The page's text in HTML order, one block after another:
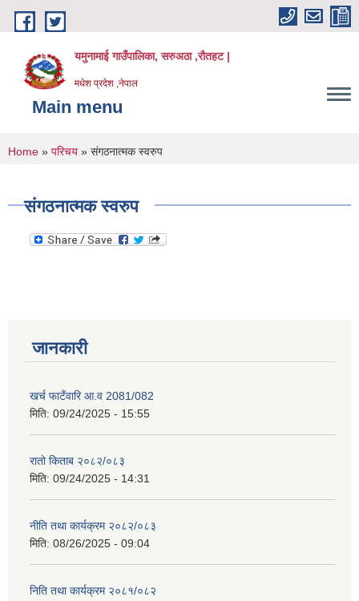
Skip to main content
यमुनामाई गाउँपालिका, सरुअठा ,रौतहट |
मधेश प्रदेश ,नेपाल
Main menu
You are here
Home » परिचय » संगठनात्मक स्वरुप
संगठनात्मक स्वरुप
जानकारी
खर्च फाटँवारि आ.व 2081/082
मिति: 09/24/2025 - 15:55
रातो किताब २०८२/०८३
मिति: 09/24/2025 - 14:31
नीति तथा कार्यक्रम २०८२/०८३
मिति: 08/26/2025 - 09:04
निति तथा कार्यक्रम २०८१/०८२